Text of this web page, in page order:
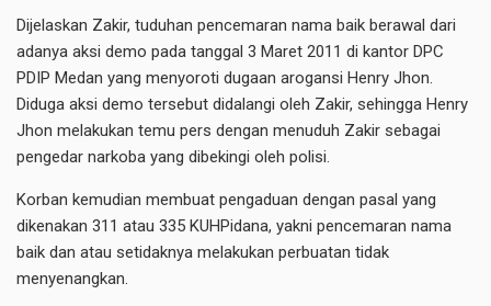
Dijelaskan Zakir, tuduhan pencemaran nama baik berawal dari
adanya aksi demo pada tanggal 3 Maret 2011 di kantor DPC
PDIP Medan yang menyoroti dugaan arogansi Henry Jhon.
Diduga aksi demo tersebut didalangi oleh Zakir, sehingga Henry
Jhon melakukan temu pers dengan menuduh Zakir sebagai
pengedar narkoba yang dibekingi oleh polisi.
Korban kemudian membuat pengaduan dengan pasal yang
dikenakan 311 atau 335 KUHPidana, yakni pencemaran nama
baik dan atau setidaknya melakukan perbuatan tidak
menyenangkan.